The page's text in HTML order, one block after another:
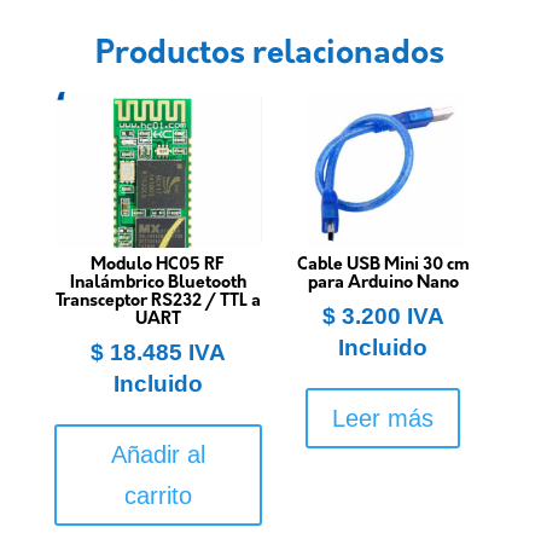
Productos relacionados
Modulo HC05 RF
Inalámbrico Bluetooth
Transceptor RS232 / TTL a
UART
$18.485 IVA
Incluido
Añadir al
carrito
Cable USB Mini 30 cm
para Arduino Nano
$3.200 IVA
Incluido
Leer más